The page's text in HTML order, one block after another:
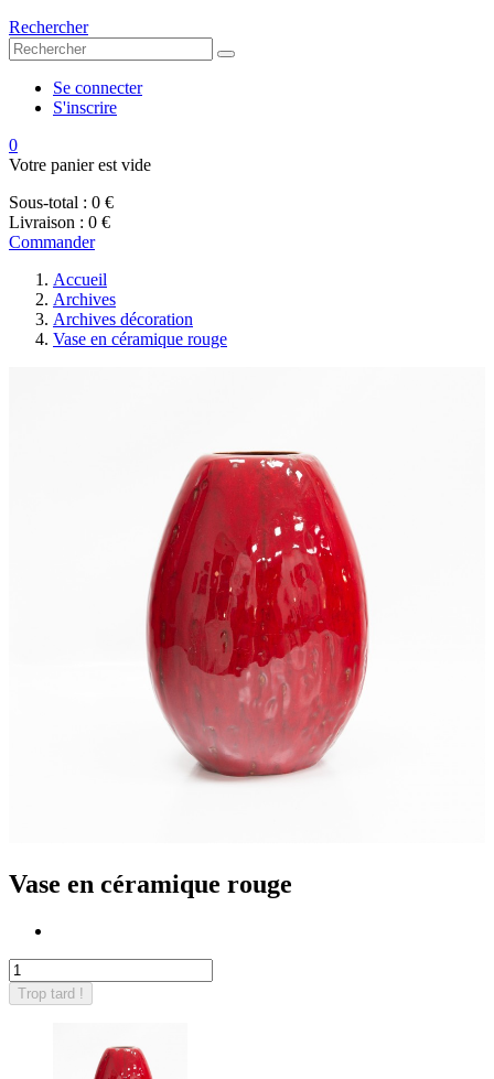
Rechercher
Se connecter
S'inscrire
0
Votre panier est vide
Sous-total : 0 €
Livraison : 0 €
Commander
Accueil
Archives
Archives décoration
Vase en céramique rouge
Vase en céramique rouge
Trop tard !